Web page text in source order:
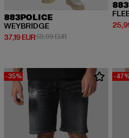
883POLICE
WEYBRIDGE
37,19 EUR
Derzeitiger Preis: 37,19 EUR
59,99 EURAktionspreis: 59,99
-35% -